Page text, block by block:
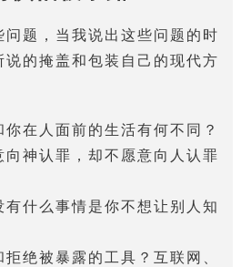
题，当我说出这些问题的时
的掩盖和包装自己的现代方
在人面前的生活有何不同？
神认罪，却不愿意向人认罪
什么事情是你不想让别人知
绝被暴露的工具？互联网、